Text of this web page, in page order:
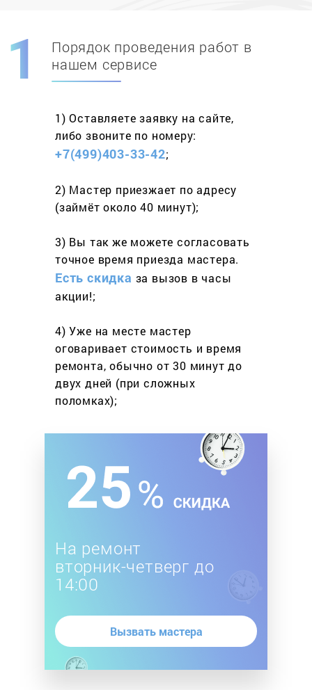
Скидка при первомзаказе на адрес
составит 15%
Работаем более 10 лет
весь спектр услуг
Порядок проведения работ в
нашем сервисе
1) Оставляете заявку на сайте,
либо звоните по номеру:
+7(499)403-33-42;
2) Мастер приезжает по адресу
(займёт около 40 минут);
3) Вы так же можете согласовать
точное время приезда мастера.
Есть скидка за вызов в часы
акции!;
4) Уже на месте мастер
оговаривает стоимость и время
ремонта, обычно от 30 минут до
двух дней (при сложных
поломках);
На ремонт
вторник-четверг до
14:00
Вызвать мастера